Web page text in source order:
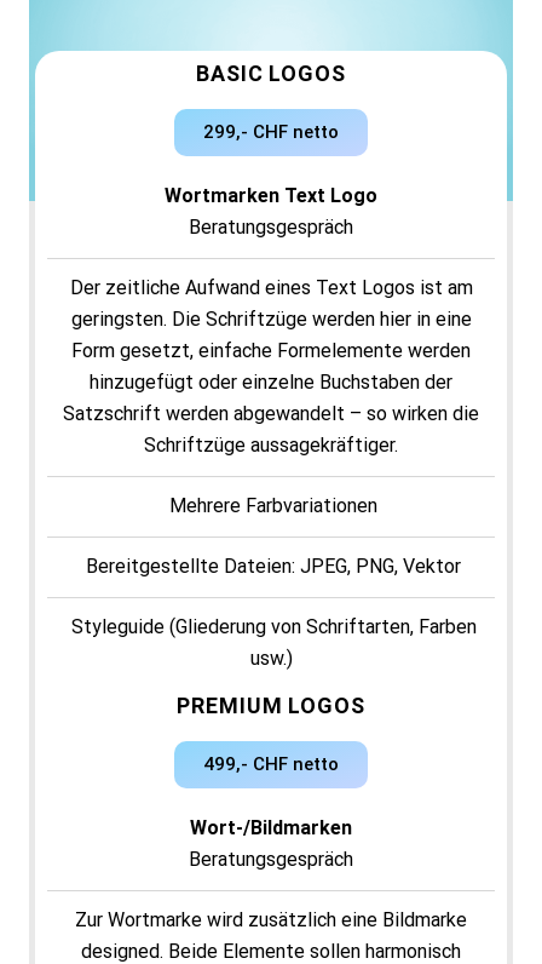
BASIC LOGOS
299,- CHF netto
Wortmarken Text Logo
Beratungsgespräch
Der zeitliche Aufwand eines Text Logos ist am
geringsten. Die Schriftzüge werden hier in eine
Form gesetzt, einfache Formelemente werden
hinzugefügt oder einzelne Buchstaben der
Satzschrift werden abgewandelt – so wirken die
Schriftzüge aussagekräftiger.
Mehrere Farbvariationen
Bereitgestellte Dateien: JPEG, PNG, Vektor
Styleguide (Gliederung von Schriftarten, Farben
usw.)
5 Revisionsrunden
Mehr Referenzen
PREMIUM LOGOS
499,- CHF netto
Wort-/Bildmarken
Beratungsgespräch
Zur Wortmarke wird zusätzlich eine Bildmarke
designed. Beide Elemente sollen harmonisch